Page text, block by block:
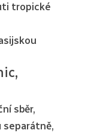
tropické
sběr,